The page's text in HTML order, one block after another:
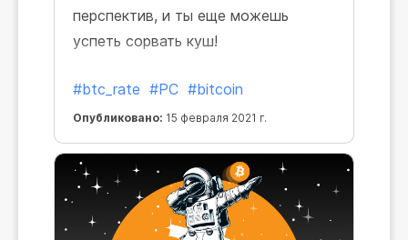
перспектив, и ты еще можешь
успеть сорвать куш!
#btc_rate #PC #bitcoin
Опубликовано: 15 февраля 2021 г.